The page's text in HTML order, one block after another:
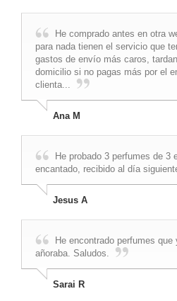
He comprado antes en otra
para nada tienen el servicio que
gastos de envío más caros,
domicilio si no pagas más por el
clienta...
Ana M
He probado 3 perfumes de 3
encantado, recibido al día
Jesus A
He encontrado perfumes
añoraba. Saludos.
Sarai R